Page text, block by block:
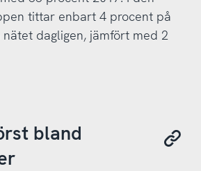
tittar enbart 4 procent på
dagligen, jämfört med 2
bland